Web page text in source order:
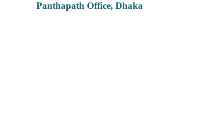
Panthapath Office, Dhaka